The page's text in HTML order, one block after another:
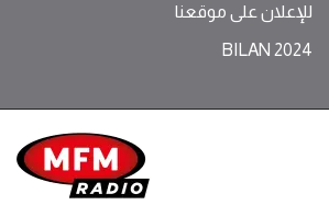
للإعلان على موقعنا
BILAN 2024